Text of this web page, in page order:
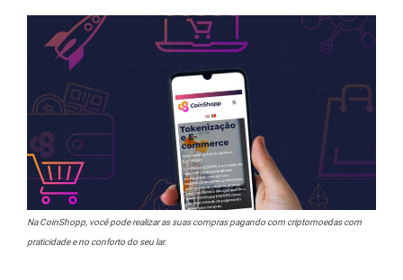
Na CoinShopp, você pode realizar as suas compras pagando com criptomoedas com
praticidade e no conforto do seu lar.